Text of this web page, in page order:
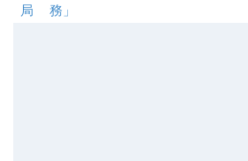
局
務」